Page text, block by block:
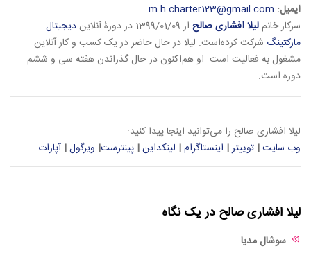
ایمیل: m.h.charter123@gmail.com
سرکار خانملیلا افشاری صالح از 1399/01/09 در دورۀ آنلاین
دیجیتال
مارکتینگ شرکت کرده‌است. لیلا در حال حاضر در یک کسب و کار آنلاین
مشغول به فعالیت است. او هم‌اکنون در حال گذراندن هفته سی و ششم
دوره است.
لیلا افشاری صالح را می‌توانید اینجا پیدا کنید:
وب سایت| توییتر| اینستاگرام| لینکداین| پینترست| ویرگول| آپارات
لیلا افشاری صالح در یک نگاه
سوشال مدیا